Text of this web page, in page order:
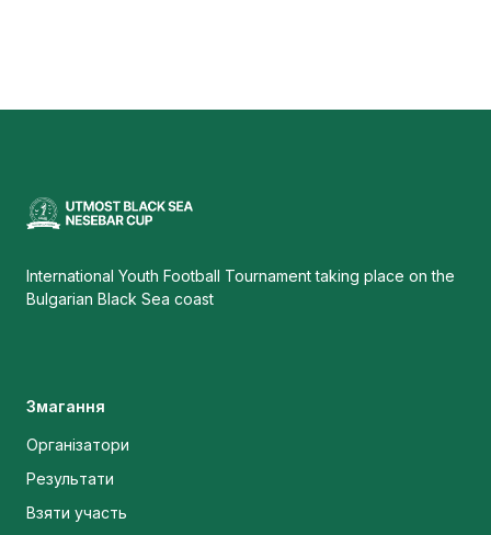
International Youth Football Tournament taking place on the
Bulgarian Black Sea coast
Змагання
Організатори
Результати
Взяти участь